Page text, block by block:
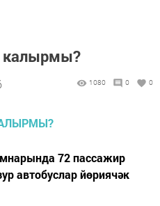
калырмы?
1080 0 0
72 пассажир
автобуслар йөриячәк